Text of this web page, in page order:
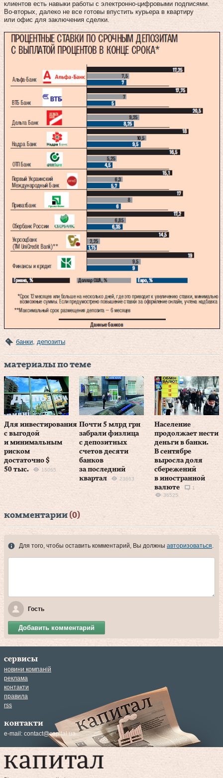
клиентов есть навыки работы с электронно-цифровыми подписями.
Во-вторых, далеко не все готовы впустить курьера в квартиру
или офис для заключения сделки.
банки, депозиты
материалы по теме
Для инвестирования
с выгодой
и минимальным
риском
достаточно $
50 тыс.
15065
Почти 5 млрд грн
забрали физлица
с депозитных
счетов десяти
банков
за последний
квартал
23663
Население
продолжает нести
деньги в банки.
В сентябре
выросла доля
сбережений
в иностранной
валюте
1
36525
комментарии (0)
Для того, чтобы оставить комментарий, Вы должны авторизоваться
Гость
Добавить комментарий
сервисы
новини компаній
реклама
контакти
правила
rss
контакти
e-mail: contact@capital.ua